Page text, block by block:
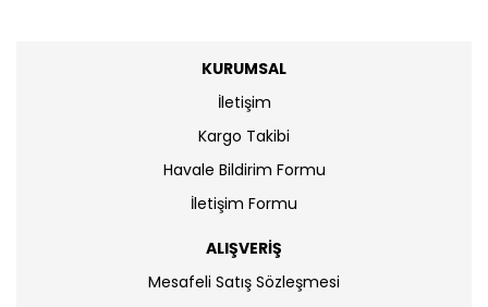
KURUMSAL
İletişim
Kargo Takibi
Havale Bildirim Formu
İletişim Formu
ALIŞVERİŞ
Mesafeli Satış Sözleşmesi